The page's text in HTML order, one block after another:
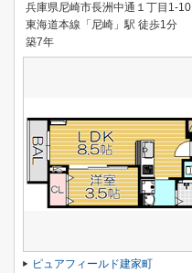
兵庫県尼崎市長洲中通１丁目1-10
東海道本線「尼崎」駅 徒歩1分
築7年
ピュアフィールド建家町